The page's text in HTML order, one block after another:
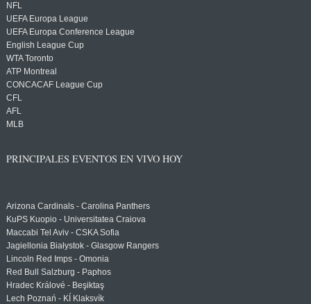
NFL
UEFA Europa League
UEFA Europa Conference League
English League Cup
WTA Toronto
ATP Montreal
CONCACAF League Cup
CFL
AFL
MLB
PRINCIPALES EVENTOS EN VIVO HOY
Arizona Cardinals - Carolina Panthers
KuPS Kuopio - Universitatea Craiova
Maccabi Tel Aviv - CSKA Sofia
Jagiellonia Białystok - Glasgow Rangers
Lincoln Red Imps - Omonia
Red Bull Salzburg - Paphos
Hradec Králové - Beşiktaş
Lech Poznań - KÍ Klaksvík